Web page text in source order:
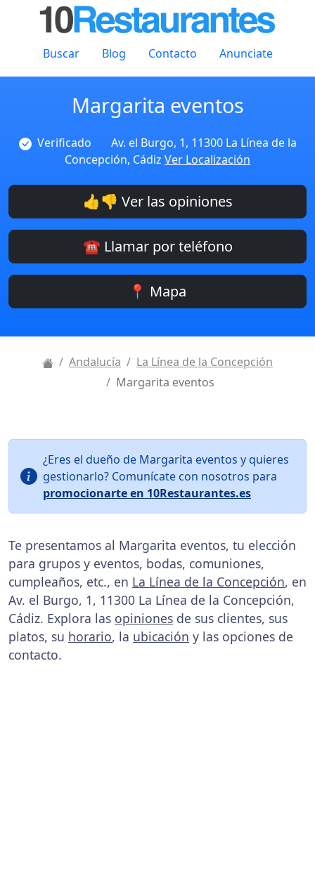
Buscar Blog Contacto Anunciate
Margarita eventos
Verificado
Av. el Burgo, 1, 11300 La Línea de la
Concepción, Cádiz Ver Localización
👍👎 Ver las opiniones
☎️ Llamar por teléfono
📍 Mapa
Andalucía
La Línea de la Concepción
Margarita eventos
¿Eres el dueño de Margarita eventos y quieres
gestionarlo? Comunícate con nosotros para
promocionarte en 10Restaurantes.es
Te presentamos al Margarita eventos, tu elección
para grupos y eventos, bodas, comuniones,
cumpleaños, etc., en La Línea de la Concepción, en
Av. el Burgo, 1, 11300 La Línea de la Concepción,
Cádiz. Explora las opiniones de sus clientes, sus
platos, su horario, la ubicación y las opciones de
contacto.